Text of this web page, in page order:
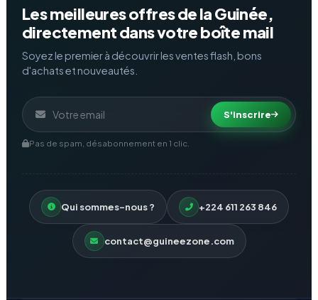
Les meilleures offres de la Guinée,
directement dans votre boîte mail
Soyez le premier à découvrir les ventes flash, bons
d'achats et nouveautés.
S'inscrire
Pas de spam, désabonnement en 1 clic.
Qui sommes-nous ? +224 611 263 846
contact@guineezone.com